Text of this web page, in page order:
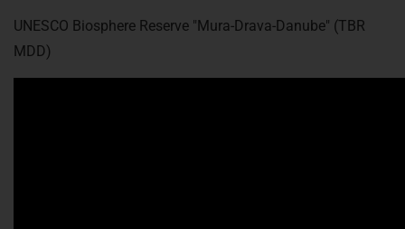
UNESCO Biosphere Reserve "Mura-Drava-Danube" (TBR
MDD)